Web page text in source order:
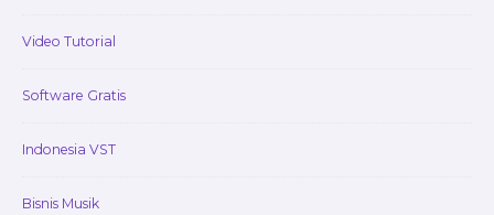
Video Tutorial
Software Gratis
Indonesia VST
Bisnis Musik